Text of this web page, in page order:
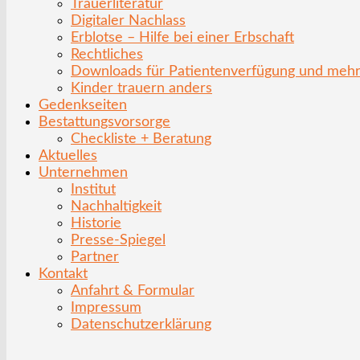
Trauerliteratur
Digitaler Nachlass
Erblotse – Hilfe bei einer Erbschaft
Rechtliches
Downloads für Patientenverfügung und mehr
Kinder trauern anders
Gedenkseiten
Bestattungsvorsorge
Checkliste + Beratung
Aktuelles
Unternehmen
Institut
Nachhaltigkeit
Historie
Presse-Spiegel
Partner
Kontakt
Anfahrt & Formular
Impressum
Datenschutzerklärung